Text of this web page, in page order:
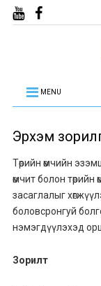
MENU
Эрхэм
Төрийн өмчийн
өмчит болон
засаглалыг
боловсронгуй
нэмэгдүүлэхэд
Зорилт